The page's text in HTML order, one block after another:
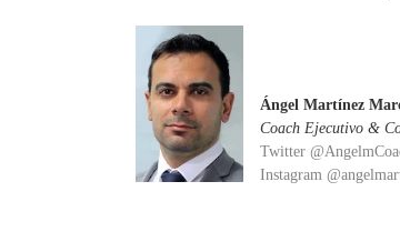
Ángel Martínez
Coach Ejecutivo &
Twitter
Instagram